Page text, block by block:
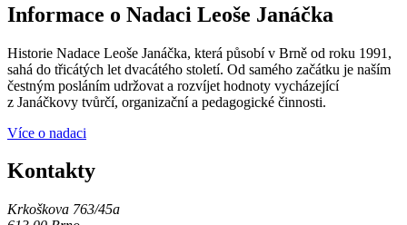
Informace o Nadaci Leoše Janáčka
Historie Nadace Leoše Janáčka, která působí v Brně od roku 1991,
sahá do třicátých let dvacátého století. Od samého začátku je naším
čestným posláním udržovat a rozvíjet hodnoty vycházející
z Janáčkovy tvůrčí, organizační a pedagogické činnosti.
Více o nadaci
Kontakty
Krkoškova 763/45a